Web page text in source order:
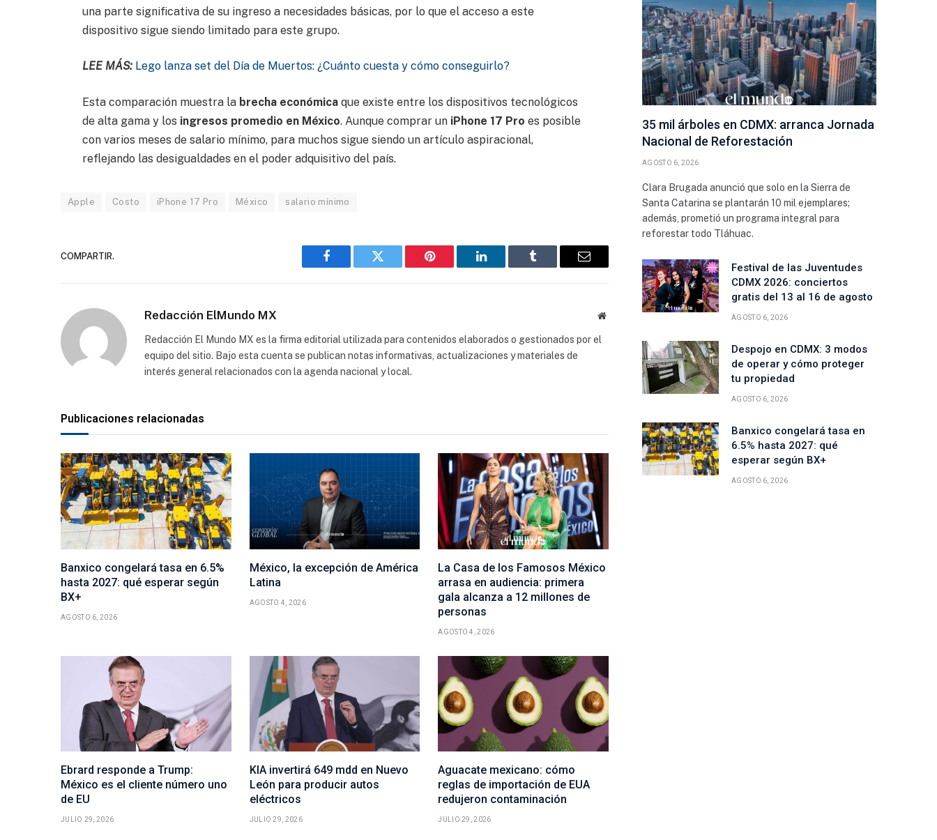
una parte significativa de su ingreso a necesidades básicas, por lo que el acceso a este
dispositivo sigue siendo limitado para este grupo.
LEE MÁS: Lego lanza set del Día de Muertos: ¿Cuánto cuesta y cómo conseguirlo?
Esta comparación muestra la brecha económicaque existe entre los dispositivos tecnológicos
de alta gama y los ingresos promedio en México. Aunque comprar un iPhone 17 Pro es posible
con varios meses de salario mínimo, para muchos sigue siendo un artículo aspiracional,
reflejando las desigualdades en el poder adquisitivo del país.
Apple Costo iPhone 17 Pro México salario mínimo
COMPARTIR.
Facebook Gorjeo Pinterest LinkedIn Tumblr
Correo
Redacción ElMundo MX
Sitio
Redacción El Mundo MX es la firma editorial utilizada para contenidos elaborados o gestionados por el
equipo del sitio. Bajo esta cuenta se publican notas informativas, actualizaciones y materiales de
interés general relacionados con la agenda nacional y local.
Publicaciones relacionadas
Banxico congelará tasa en 6.5%
hasta 2027: qué esperar según
BX+
AGOSTO 6, 2026
México, la excepción de América
Latina
AGOSTO 4, 2026
La Casa de los Famosos México
arrasa en audiencia: primera
gala alcanza a 12 millones de
personas
AGOSTO 4, 2026
Ebrard responde a Trump:
México es el cliente número uno
de EU
JULIO 29, 2026
KIA invertirá 649 mdd en Nuevo
León para producir autos
eléctricos
JULIO 29, 2026
Aguacate mexicano: cómo
reglas de importación de EUA
redujeron contaminación
JULIO 29, 2026
35 mil árboles en CDMX: arranca Jornada
Nacional de Reforestación
AGOSTO 6, 2026
Clara Brugada anunció que solo en la Sierra de
Santa Catarina se plantarán 10 mil ejemplares;
además, prometió un programa integral para
reforestar todo Tláhuac.
Festival de las Juventudes
CDMX 2026: conciertos
gratis del 13 al 16 de agosto
AGOSTO 6, 2026
Despojo en CDMX: 3 modos
de operar y cómo proteger
tu propiedad
AGOSTO 6, 2026
Banxico congelará tasa en
6.5% hasta 2027: qué
esperar según BX+
AGOSTO 6, 2026